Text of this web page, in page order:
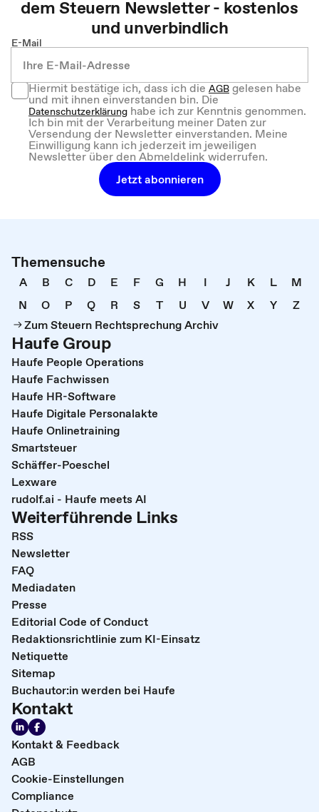
demSteuern Newsletter - kostenlos
und unverbindlich
E-Mail
Hiermit bestätige ich, dass ich dieAGBgelesen habe
und mit ihnen einverstanden bin. Die
Datenschutzerklärung habe ich zur Kenntnis genommen.
Ich bin mit der Verarbeitung meiner Daten zur
Versendung der Newsletter einverstanden. Meine
Einwilligung kann ich jederzeit im jeweiligen
Newsletter über den Abmeldelink widerrufen.
Jetzt abonnieren
Themensuche
A B C D E F G H I J K L
M
N
O P Q R S T U V W X Y
Z
Zum Steuern Rechtsprechung Archiv
Haufe Group
Haufe People Operations
Haufe Fachwissen
Haufe HR-Software
Haufe Digitale Personalakte
Haufe Onlinetraining
Smartsteuer
Schäffer-Poeschel
Lexware
rudolf.ai - Haufe meets AI
Weiterführende Links
RSS
Newsletter
FAQ
Mediadaten
Presse
Editorial Code of Conduct
Redaktionsrichtlinie zum KI-Einsatz
Netiquette
Sitemap
Buchautor:in werden bei Haufe
Kontakt
Kontakt & Feedback
AGB
Cookie-Einstellungen
Compliance